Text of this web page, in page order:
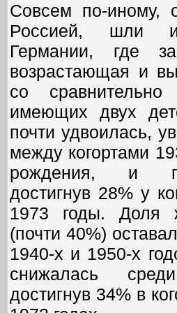
Совсем по-иному,
Россией, шли
Германии, где
возрастающая и
со
имеющих двух
почти удвоилась,
между когортами
рождения, и
достигнув 28% у
1973 годы. Доля
(почти 40%)
1940-х и 1950-х
снижалась
достигнув 34% в